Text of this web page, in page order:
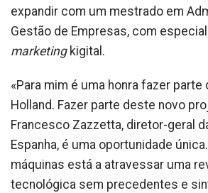
expandir com um mestrado em
Gestão de Empresas, com
marketing kigital.
«Para mim é uma honra fazer parte
Holland. Fazer parte deste novo
Francesco Zazzetta, diretor-geral
Espanha, é uma oportunidade
máquinas está a atravessar uma
tecnológica sem precedentes e